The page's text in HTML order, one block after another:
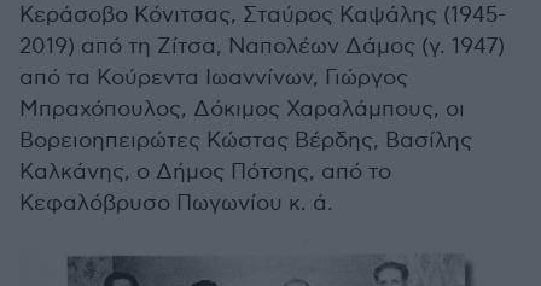
Κεράσοβο Κόνιτσας, Σταύρος Καψάλης (1945-
2019) από τη Ζίτσα, Ναπολέων Δάμος (γ. 1947)
από τα Κούρεντα Ιωαννίνων, Γιώργος
Μπραχόπουλος, Δόκιμος Χαραλάμπους, οι
Βορειοηπειρώτες Κώστας Βέρδης, Βασίλης
Καλκάνης, ο Δήμος Πότσης, από το
Κεφαλόβρυσο Πωγωνίου κ. ά.